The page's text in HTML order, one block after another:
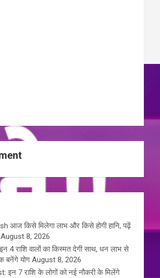
आज किसे मिलेगा लाभ और किसे होगी हानि, पढ़ें
August 8, 2026
4 राशि वालों का किस्मत देगी साथ, धन लाभ से
बनेंगे योग August 8, 2026
इन 7 राशि के लोगों को नई नौकरी के मिलेंगे